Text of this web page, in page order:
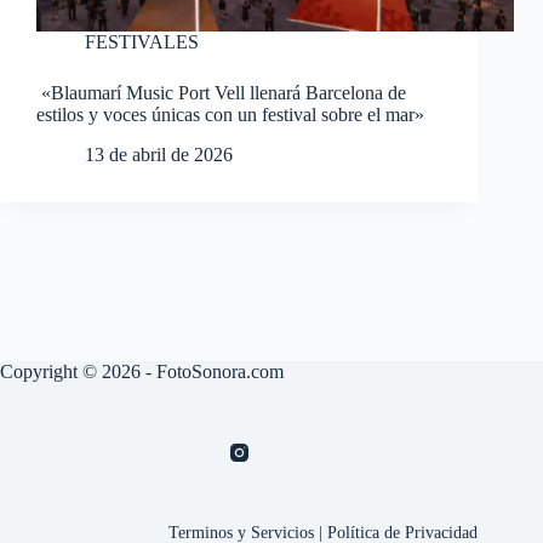
FESTIVALES
«Blaumarí Music Port Vell llenará Barcelona de
estilos y voces únicas con un festival sobre el mar»
13 de abril de 2026
Copyright © 2026 - FotoSonora.com
Terminos y Servicios |Política de Privacidad